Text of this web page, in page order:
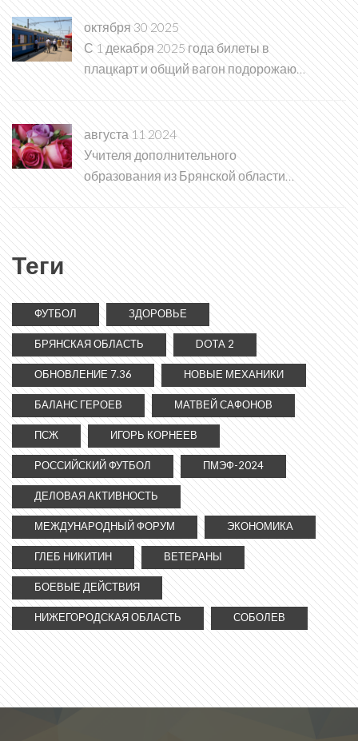
октября 30 2025
С 1 декабря 2025 года билеты в
плацкарт и общий вагон подорожают
на 11,4% для взрослых
августа 11 2024
Учителя дополнительного
образования из Брянской области
вышли в финал всероссийского
конкурса
Теги
ФУТБОЛ ЗДОРОВЬЕ
БРЯНСКАЯ ОБЛАСТЬ DOTA 2
ОБНОВЛЕНИЕ 7.36 НОВЫЕ МЕХАНИКИ
БАЛАНС ГЕРОЕВ МАТВЕЙ САФОНОВ
ПСЖ ИГОРЬ КОРНЕЕВ
РОССИЙСКИЙ ФУТБОЛ ПМЭФ-2024
ДЕЛОВАЯ АКТИВНОСТЬ
МЕЖДУНАРОДНЫЙ ФОРУМ ЭКОНОМИКА
ГЛЕБ НИКИТИН ВЕТЕРАНЫ
БОЕВЫЕ ДЕЙСТВИЯ
НИЖЕГОРОДСКАЯ ОБЛАСТЬ СОБОЛЕВ